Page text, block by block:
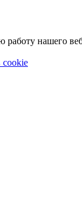
нашего
cookie